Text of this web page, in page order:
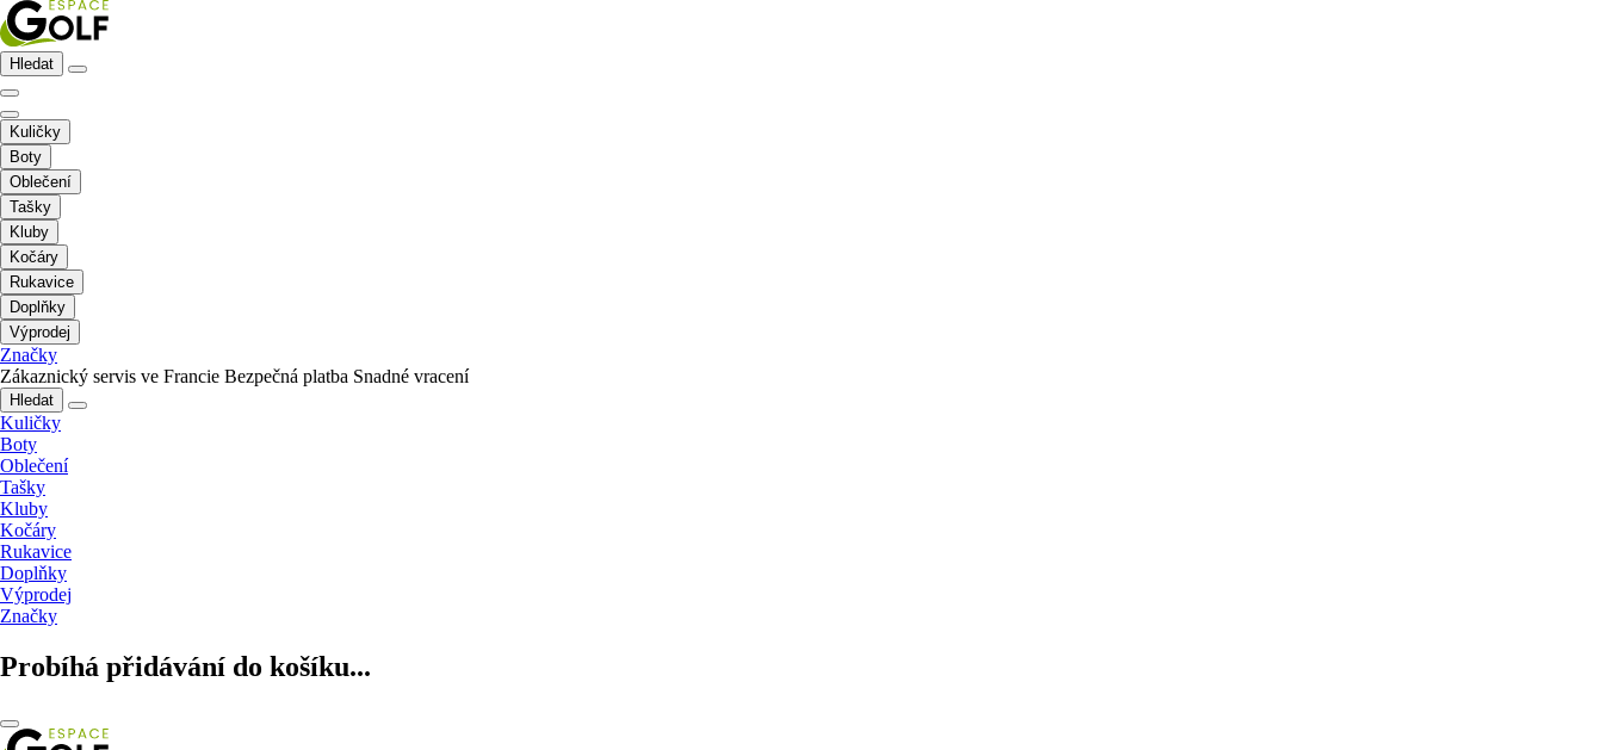
Hledat
Kuličky
Boty
Oblečení
Tašky
Kluby
Kočáry
Rukavice
Doplňky
Výprodej
Značky
Zákaznický servis ve Francie Bezpečná platba Snadné vracení
Hledat
Kuličky
Boty
Oblečení
Tašky
Kluby
Kočáry
Rukavice
Doplňky
Výprodej
Značky
Probíhá přidávání do košíku...